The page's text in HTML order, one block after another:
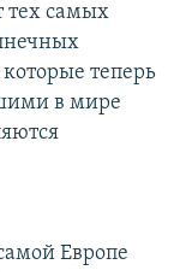
тех самых
теперь
в мире
Европе